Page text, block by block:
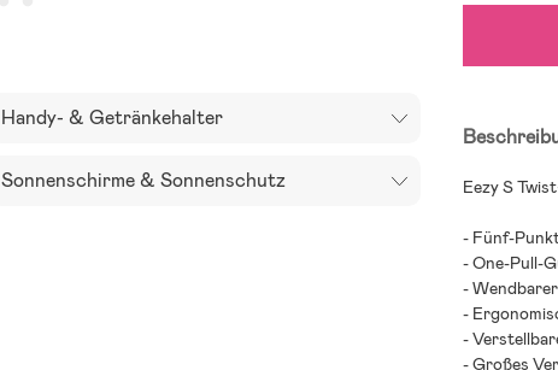
Handy- & Getränkehalter
Sonnenschirme & Sonnenschutz Eezy S
- Fünf-
- One-Pull-
-
-
-
- Großes